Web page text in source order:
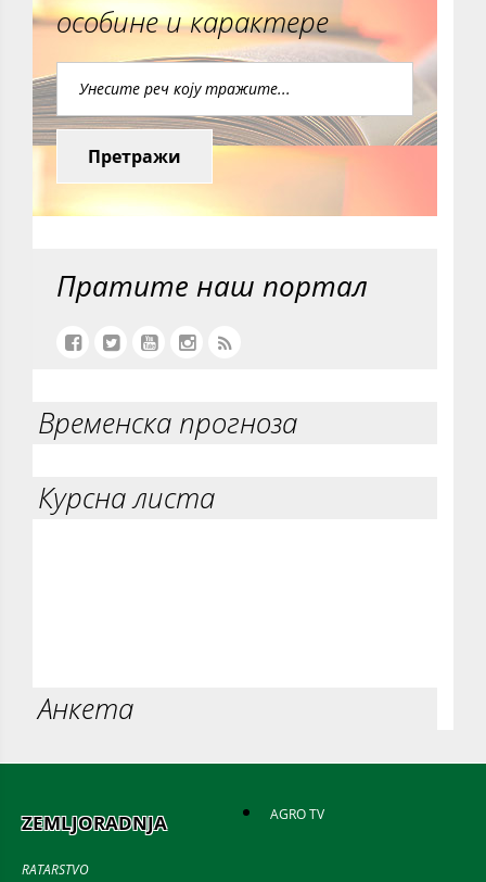
особине и карактере
Претражи
Пратите наш портал
Временска прогноза
Курсна листа
Анкета
ZEMLJORADNJA
RATARSTVO
AGRO TV